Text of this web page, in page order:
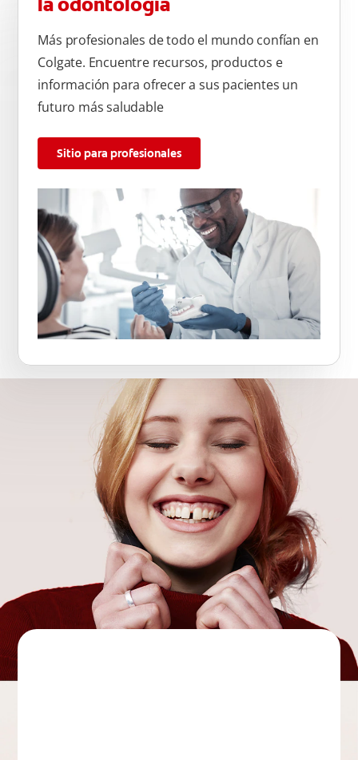
Más profesionales de todo el mundo confían en
Colgate. Encuentre recursos, productos e
información para ofrecer a sus pacientes un
futuro más saludable
Sitio para profesionales